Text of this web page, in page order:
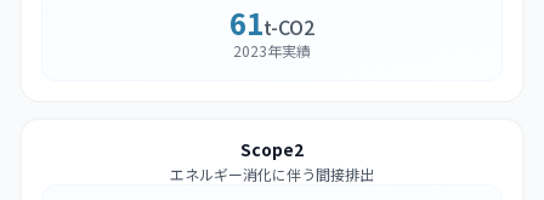
61t-CO2
2023年実績
Scope2
エネルギー消化に伴う間接排出